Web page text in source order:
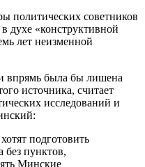
политических советников
духе «конструктивной
лет неизменной
впрямь была бы лишена
источника, считает
исследований и
подготовить
без пунктов,
Минские